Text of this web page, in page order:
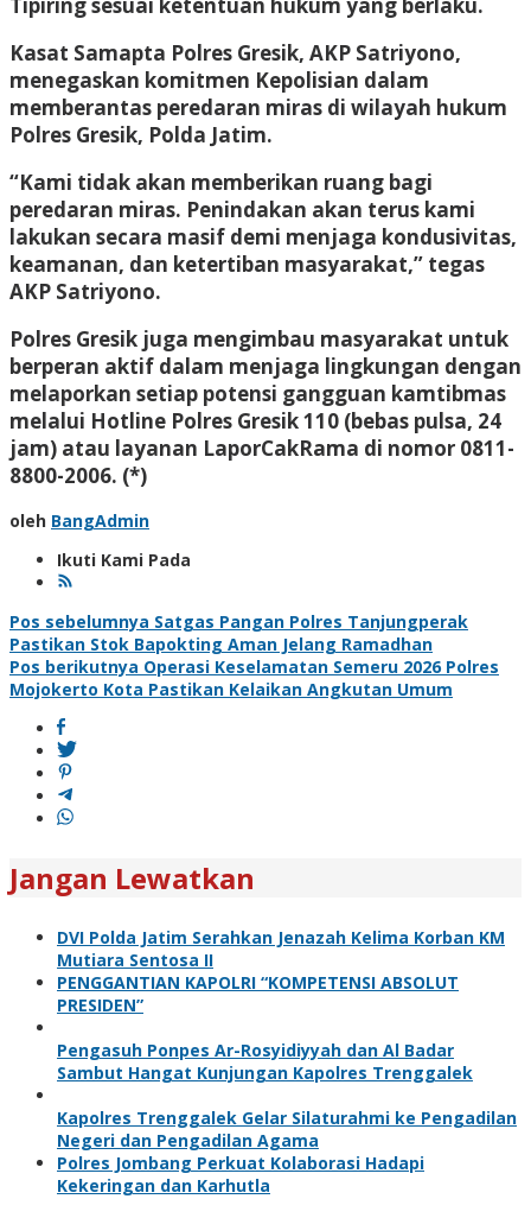
Kasat Samapta Polres Gresik, AKP Satriyono,
menegaskan komitmen Kepolisian dalam
memberantas peredaran miras di wilayah hukum
Polres Gresik, Polda Jatim.
“Kami tidak akan memberikan ruang bagi
peredaran miras. Penindakan akan terus kami
lakukan secara masif demi menjaga kondusivitas,
keamanan, dan ketertiban masyarakat,” tegas
AKP Satriyono.
Polres Gresik juga mengimbau masyarakat untuk
berperan aktif dalam menjaga lingkungan dengan
melaporkan setiap potensi gangguan kamtibmas
melalui Hotline Polres Gresik 110 (bebas pulsa, 24
jam) atau layanan LaporCakRama di nomor 0811-
8800-2006. (*)
oleh BangAdmin
Ikuti Kami Pada
Navigasi
pos
Pos sebelumnya Satgas Pangan Polres Tanjungperak
Pastikan Stok Bapokting Aman Jelang Ramadhan
Pos berikutnya Operasi Keselamatan Semeru 2026 Polres
Mojokerto Kota Pastikan Kelaikan Angkutan Umum
Jangan Lewatkan
DVI Polda Jatim Serahkan Jenazah Kelima Korban KM
Mutiara Sentosa II
PENGGANTIAN KAPOLRI “KOMPETENSI ABSOLUT
PRESIDEN”
Pengasuh Ponpes Ar-Rosyidiyyah dan Al Badar
Sambut Hangat Kunjungan Kapolres Trenggalek
Kapolres Trenggalek Gelar Silaturahmi ke Pengadilan
Negeri dan Pengadilan Agama
Polres Jombang Perkuat Kolaborasi Hadapi
Kekeringan dan Karhutla